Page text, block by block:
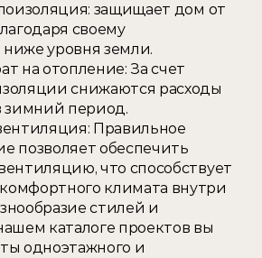
защищает дом от
своему
уровня земли.
на отопление: За счет
снижаются расходы
зимний период.
Правильное
позволяет обеспечить
что способствует
климата внутри
стилей и
каталоге проектов вы
одноэтажного и